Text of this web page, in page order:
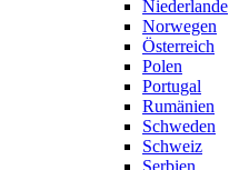
Niederlande
Norwegen
Österreich
Polen
Portugal
Rumänien
Schweden
Schweiz
Serbien